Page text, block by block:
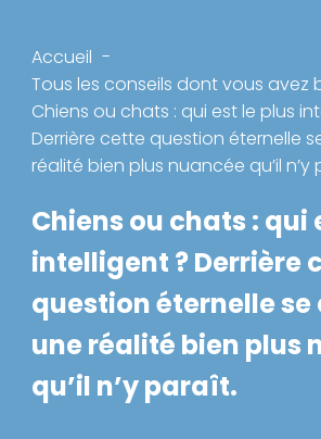
Accueil
Tous les conseils dont vous avez
Chiens ou chats : qui est le plus
Derrière cette question éternelle
réalité bien plus nuancée qu’il n’y
Chiens ou chats : qui
intelligent ? Derrière
question éternelle se
une réalité bien plus
qu’il n’y paraît.